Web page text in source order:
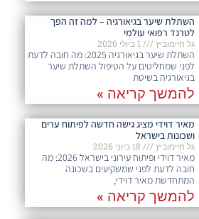
השתלת שיער בגיאורגיה – למה זה הפך
לטרנד רפואי עולמי
גל חיימוביץ
השתלת שיער בגיאורגיה 2025: מה חובה לדעת
לפני שמחליטים על הטיפול השתלת שיער
בגיאורגיה בשיטת
להמשך קריאה »
מאיר דוידי מציג גישה חדשה לפיתוח ערים
ושכונות בישראל
גל חיימוביץ
מאיר דוידי ופיתוח עירוני בישראל 2026: מה
חובה לדעת לפני שמשקיעים בשכונה
המתחדשת מאיר דוידי,
להמשך קריאה »